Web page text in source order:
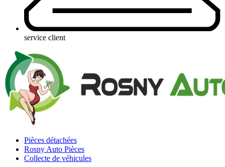
service client
Pièces détachées
Rosny Auto Pièces
Collecte de véhicules